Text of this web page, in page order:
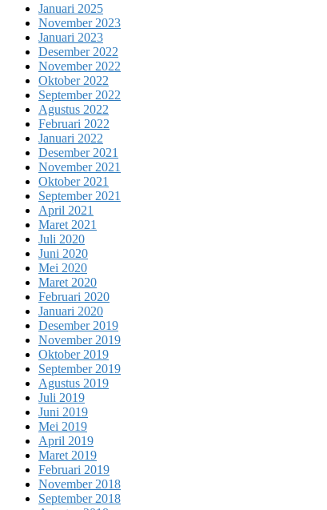
Januari 2025
November 2023
Januari 2023
Desember 2022
November 2022
Oktober 2022
September 2022
Agustus 2022
Februari 2022
Januari 2022
Desember 2021
November 2021
Oktober 2021
September 2021
April 2021
Maret 2021
Juli 2020
Juni 2020
Mei 2020
Maret 2020
Februari 2020
Januari 2020
Desember 2019
November 2019
Oktober 2019
September 2019
Agustus 2019
Juli 2019
Juni 2019
Mei 2019
April 2019
Maret 2019
Februari 2019
November 2018
September 2018